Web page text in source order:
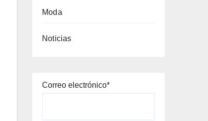
Moda
Noticias
Correo electrónico*